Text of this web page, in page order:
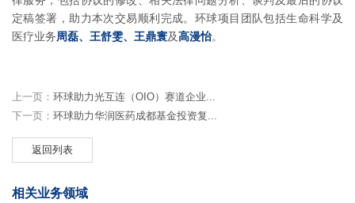
定稿签署，助力本次交易顺利完成。环球项目团队包括生命科学及
医疗业务周磊、王舒雯、王鼎寰及高漫怡。
上一页： 环球助力光互连（OIO）赛道企业...
下一页： 环球助力华润医药成都基金投资复...
返回列表
相关业务领域